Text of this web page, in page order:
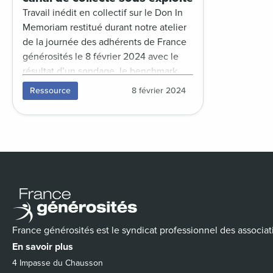
Travail inédit en collectif sur le Don In
Memoriam restitué durant notre atelier
de la journée des adhérents de France
générosités le 8 février 2024 avec le
résultat d’un sondage, le benchmark
des sites in memoriam, un décryptage
juridique et les use cases des Petits
Frères des Pauvres et de la Ligue contre
Ressource 8 février 2024
France générosités est le syndicat professionnel des
En savoir plus
4 Impasse du Chausson